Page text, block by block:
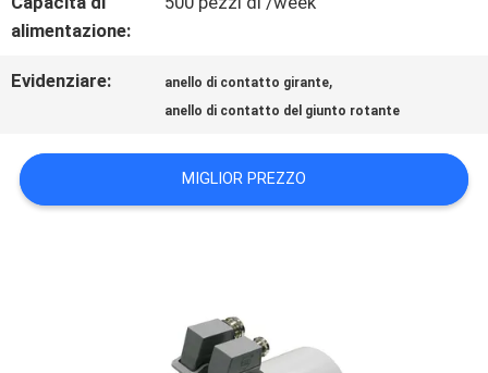
RICHIEDA
CITAZIONE
alimentazione:
Evidenziare: anello di contatto girante,
anello di contatto del giunto rotante
MIGLIOR PREZZO